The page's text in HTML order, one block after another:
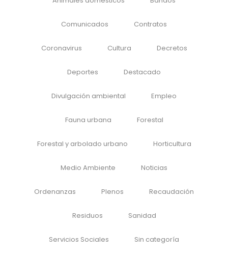
Comunicados Contratos
Coronavirus Cultura Decretos
Deportes Destacado
Divulgación ambiental Empleo
Fauna urbana Forestal
Forestal y arbolado urbano Horticultura
Medio Ambiente Noticias
Ordenanzas Plenos Recaudación
Residuos Sanidad
Servicios Sociales Sin categoría